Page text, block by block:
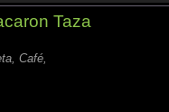
Taza
Café,